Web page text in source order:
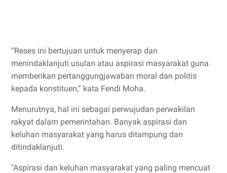
“Reses ini bertujuan untuk menyerap dan
menindaklanjuti usulan atau aspirasi masyarakat guna
memberikan pertanggungjawaban moral dan politis
kepada konstituen,” kata Fendi Moha.
Menurutnya, hal ini sebagai perwujudan perwakilan
rakyat dalam pemerintahan. Banyak aspirasi dan
keluhan masyarakat yang harus ditampung dan
ditindaklanjuti.
"Aspirasi dan keluhan masyarakat yang paling mencuat